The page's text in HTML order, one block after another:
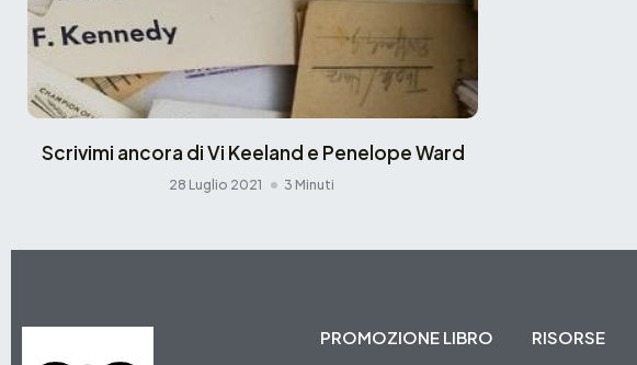
Scrivimi ancora di Vi Keeland e Penelope Ward
28 Luglio 2021 3 Minuti
PROMOZIONE LIBRO RISORSE